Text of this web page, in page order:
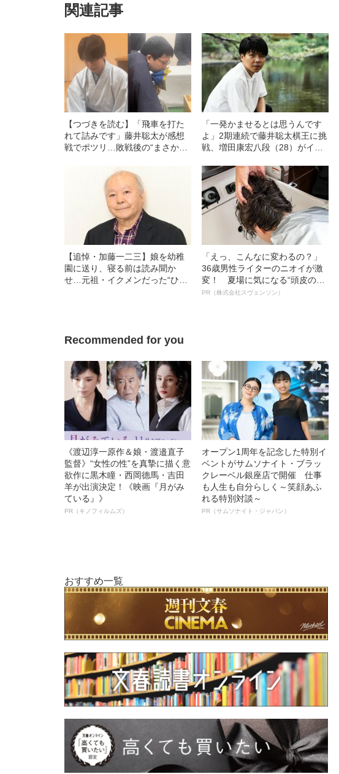
関連記事
【つづきを読む】「飛車を打た
れて詰みです」藤井聡太が感想
戦でポツリ…敗戦後の“まさかの
「詰みなんですか…」と驚愕し
「一発かませるとは思うんです
よ」2期連続で藤井聡太棋王に挑
戦、増田康宏八段（28）がイン
【追悼・加藤一二三】娘を幼稚
園に送り、寝る前は読み聞か
せ…元祖・イクメンだった“ひふ
「えっ、こんなに変わるの？」
36歳男性ライターのニオイが激
変！ 夏場に気になる“頭皮のニ
オイ”や“ベタつき”を解消す
PR（株式会社スヴェンソン）
Recommended for you
《渡辺淳一原作＆娘・渡邉直子
監督》“女性の性”を真摯に描く意
欲作に黒木瞳・西岡德馬・吉田
羊が出演決定！《映画『月がみ
ている』》
PR（キノフィルムズ）
オープン1周年を記念した特別イ
ベントがサムソナイト・ブラッ
クレーベル銀座店で開催 仕事
も人生も自分らしく～笑顔あふ
れる特別対談～
PR（サムソナイト・ジャパン）
おすすめ一覧